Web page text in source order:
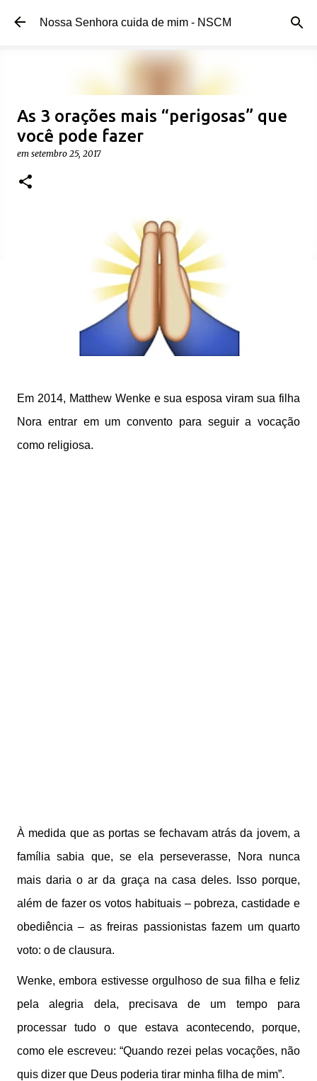
Pular para o conteúdo principal
Nossa Senhora cuida de mim - NSCM
As 3 orações mais “perigosas” que
você pode fazer
em setembro 25, 2017
Em 2014, Matthew Wenke e sua esposa viram sua filha
Nora entrar em um convento para seguir a vocação
como religiosa.
À medida que as portas se fechavam atrás da jovem, a
família sabia que, se ela perseverasse, Nora nunca
mais daria o ar da graça na casa deles. Isso porque,
além de fazer os votos habituais – pobreza, castidade e
obediência – as freiras passionistas fazem um quarto
voto: o de clausura.
Wenke, embora estivesse orgulhoso de sua filha e feliz
pela alegria dela, precisava de um tempo para
processar tudo o que estava acontecendo, porque,
como ele escreveu: “Quando rezei pelas vocações, não
quis dizer que Deus poderia tirar minha filha de mim”.